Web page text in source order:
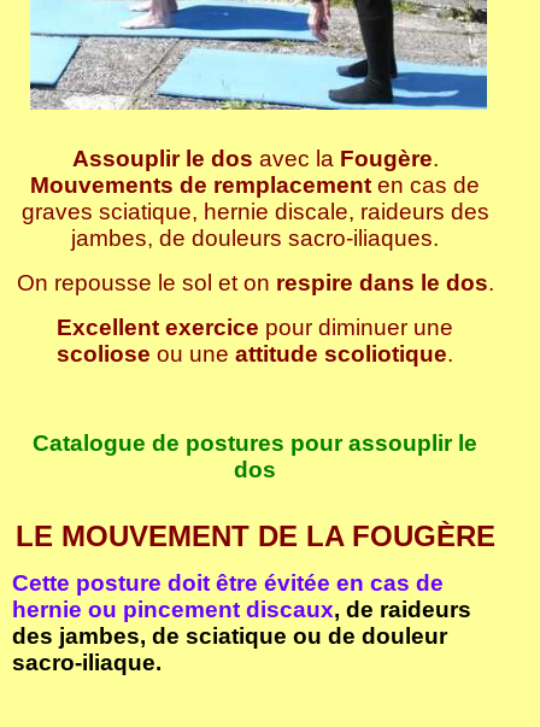
Assouplir le dos avec la Fougère.
Mouvements de remplacement en cas de
graves sciatique, hernie discale, raideurs des
jambes, de douleurs sacro-iliaques.
On repousse le sol et on respire dans le dos.
Excellent exercice pour diminuer une
scoliose ou uneattitude scoliotique.
Catalogue de postures pour assouplir le
dos
LE MOUVEMENT DE LA FOUGÈRE
Cette posture doit être évitée en cas de
hernie ou pincement discaux, de raideurs
des jambes, de sciatique ou de douleur
sacro-iliaque.